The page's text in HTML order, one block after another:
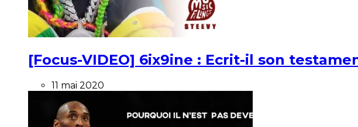
[Focus-VIDEO] 6ix9ine : Ecrit-il son
11 mai 2020